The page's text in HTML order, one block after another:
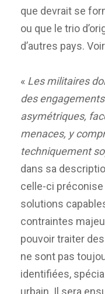
que devrait se
ou que le trio
d’autres pays.
« Les militaires
des
asymétriques,
menaces, y
techniquement
dans sa
celle-ci
solutions
contraintes
pouvoir traiter
ne sont pas
identifiées,
urbain. Il sera